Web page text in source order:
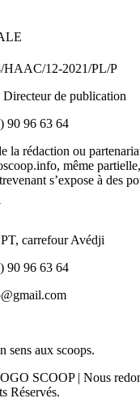
HAAC/12-2021/PL/P
de publication
90 96 63 64
la rédaction ou
même
s’expose à des
carrefour Avédji
90 96 63 64
sens aux scoops.
SCOOP | Nous
Réservés.